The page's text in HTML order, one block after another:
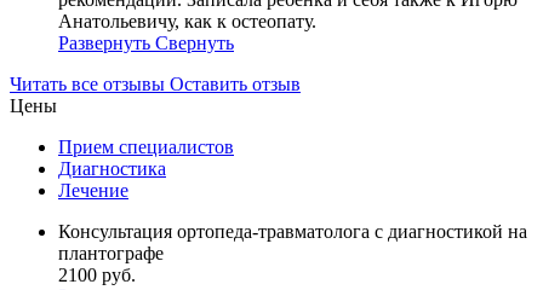
Анатольевичу, как к остеопату.
Развернуть Свернуть
Читать все отзывы Оставить отзыв
Цены
Прием специалистов
Диагностика
Лечение
Консультация ортопеда-травматолога с диагностикой на
плантографе
2100 руб.